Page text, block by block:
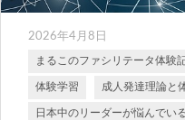
2026年4月8日
まるこのファシリテータ体験
体験学習 成人発達理論と
日本中のリーダーが悩んでい